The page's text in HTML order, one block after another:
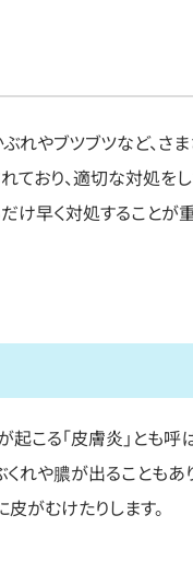
れやブツブツなど、さ
おり、適切な対処を
け早く対処することが
こる「皮膚炎」とも呼
れや膿が出ることもあ
皮がむけたりします。